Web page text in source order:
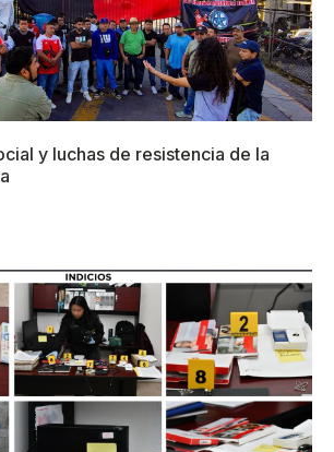
y luchas de resistencia de la